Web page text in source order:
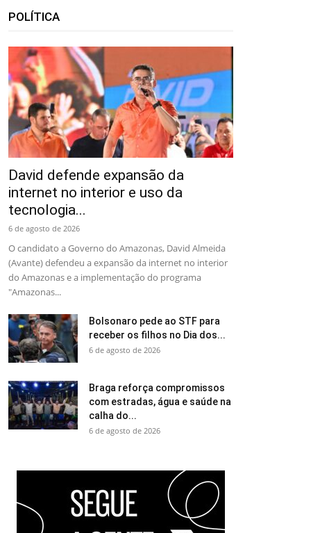
POLÍTICA
David defende expansão da
internet no interior e uso da
tecnologia...
6 de agosto de 2026
O candidato a Governo do Amazonas, David Almeida
(Avante) defendeu a expansão da internet no interior
do Amazonas e a implementação do programa
"Amazonas...
Bolsonaro pede ao STF para
receber os filhos no Dia dos...
6 de agosto de 2026
Braga reforça compromissos
com estradas, água e saúde na
calha do...
6 de agosto de 2026